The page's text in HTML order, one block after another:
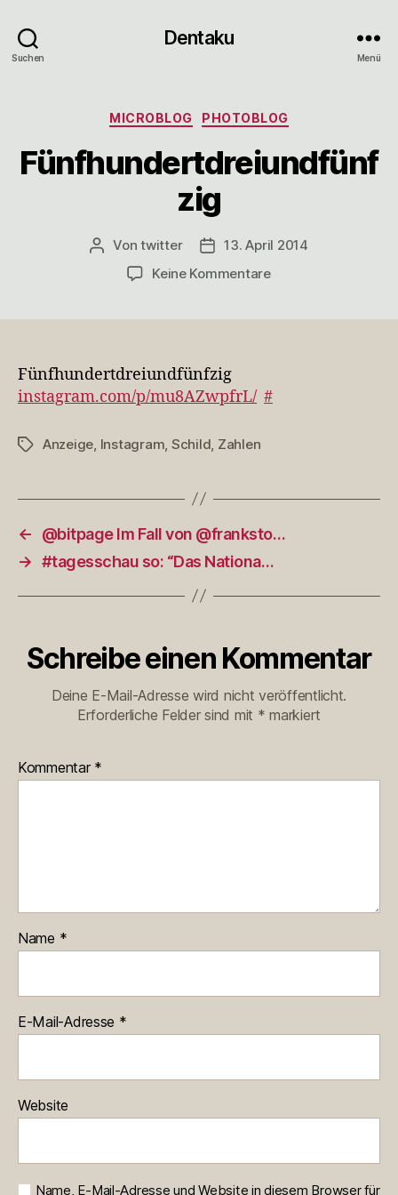
Suchen
Dentaku
Menü
Kategorien
MICROBLOG PHOTOBLOG
Fünfhundertdreiundfünf
zig
Beitragsautor
Vontwitter Veröffentlichungsdatum
13. April 2014
Keine Kommentarezu
Fünfhundertdreiundfünfzig
instagram.com/p/mu8AZwpfrL/ #
Schlagwörter
Anzeige Instagram Schild Zahlen
←
@bitpage Im Fall von @franksto…
→ #tagesschau so: “Das Nationa…
Schreibe einen Kommentar
Deine E-Mail-Adresse wird nicht veröffentlicht.
Erforderliche Felder sind mit * markiert
Kommentar *
Name *
E-Mail-Adresse *
Website
Name, E-Mail-Adresse und Website in diesem Browser für